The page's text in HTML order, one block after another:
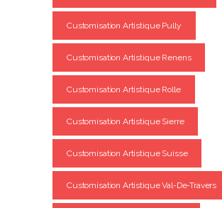
Customisation Artistique Pully
Customisation Artistique Renens
Customisation Artistique Rolle
Customisation Artistique Sierre
Customisation Artistique Suisse
Customisation Artistique Val-De-Travers